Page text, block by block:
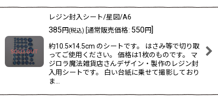
レジン封入シート/星図/A6
385円(税込) [通常販売価格: 550円]
約10.5×14.5cm のシートです。 はさみ等で切り取
ってご使用ください。 価格は1枚のものです。 マ
ジロラ魔法雑貨店さんデザイン・製作のレジン封
入用シートです。 白い台紙に乗せて撮影しており
ま…